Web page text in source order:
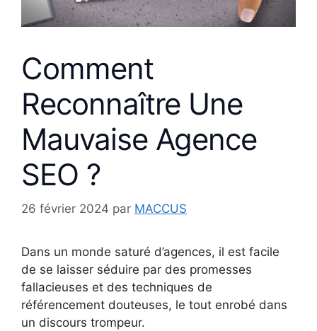
Comment
Reconnaître Une
Mauvaise Agence
SEO ?
26 février 2024 par MACCUS
Dans un monde saturé d’agences, il est facile
de se laisser séduire par des promesses
fallacieuses et des techniques de
référencement douteuses, le tout enrobé dans
un discours trompeur.